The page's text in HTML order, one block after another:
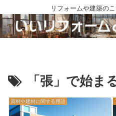
リフォームや建築の
「張」で始ま
資材や建材に関する用語